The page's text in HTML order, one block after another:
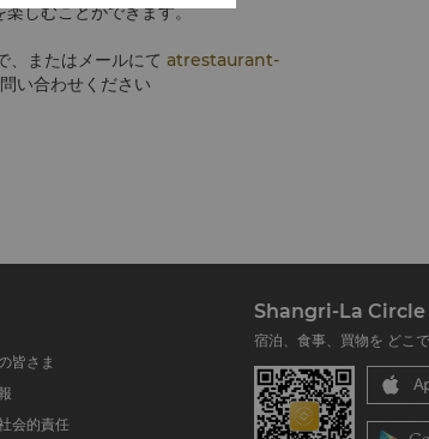
しむことができます。
またはメールにて atrestaurant-
い合わせください
皆さま
会的責任
Shangri-La
宿泊、食事、買物を どこ